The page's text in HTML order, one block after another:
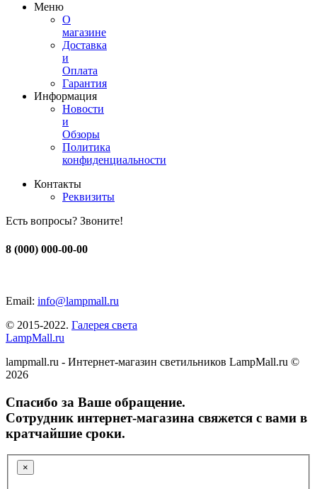
Меню
О
магазине
Доставка
и
Оплата
Гарантия
Информация
Новости
и
Обзоры
Политика
конфиденциальности
Контакты
Реквизиты
Есть вопросы? Звоните!
8 (000) 000-00-00
Email: info@lampmall.ru
© 2015-2022. Галерея света
LampMall.ru
lampmall.ru - Интернет-магазин светильников LampMall.ru ©
2026
Спасибо за Ваше обращение.
Сотрудник интернет-магазина свяжется с вами в
кратчайшие сроки.
×